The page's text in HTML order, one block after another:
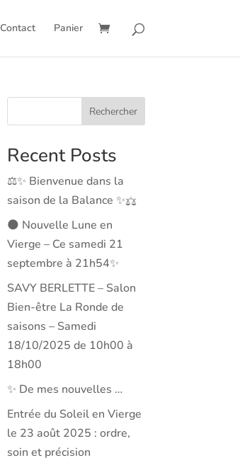
Contact Panier
Rechercher
Recent Posts
⚖️✨ Bienvenue dans la
saison de la Balance ✨⚖️
🌑 Nouvelle Lune en
Vierge – Ce samedi 21
septembre à 21h54✨
SAVY BERLETTE – Salon
Bien-être La Ronde de
saisons – Samedi
18/10/2025 de 10h00 à
18h00
✨ De mes nouvelles …
Entrée du Soleil en Vierge
le 23 août 2025 : ordre,
soin et précision